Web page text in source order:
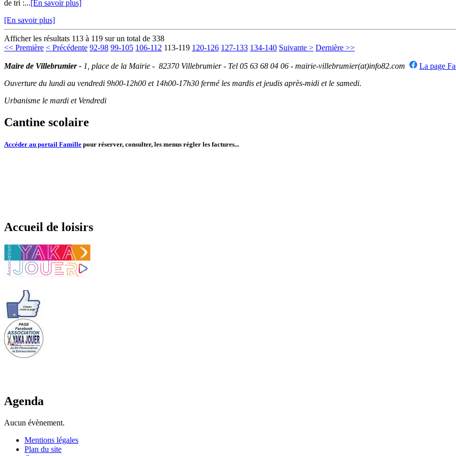
de tri :...[En savoir plus]
[En savoir plus]
Afficher les résultats 113 à 119 sur un total de 338
<< Première < Précédente 92-98 99-105 106-112 113-119 120-126 127-133 134-140 Suivante > Dernière >>
Maire de Villebrumier - 1, place de la Mairie - 82370 Villebrumier - Tel 05 63 68 04 06 - mairie-villebrumier(at)info82.com
La page
Ouverture du lundi au vendredi 9h00-12h00 et 14h00-17h30 fermé les mardis et jeudis après-midi et le samedi.
Urbanisme le mardi et Vendredi
Cantine scolaire
Accéder au portail Famille pour réserver, consulter, les menus régler les factures...
Accueil de loisirs
Agenda
Aucun évènement.
Mentions légales
Plan du site